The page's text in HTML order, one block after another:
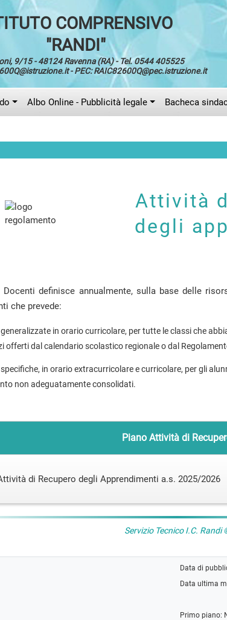
COMPRENSIVO
"RANDI"
9/15 - 48124 Ravenna (RA) - Tel. 0544 405525
- PEC: RAIC82600Q@pec.istruzione.it
Albo Online - Pubblicità legale Bacheca
Attività
degli
Docenti definisce annualmente, sulla base delle
che prevede:
in orario curricolare, per tutte le classi che
offerti dal calendario scolastico regionale o dal
in orario extracurricolare e curricolare, per gli
non adeguatamente consolidati.
Piano Attività di
di Recupero degli Apprendimenti a.s. 2025/2026
Servizio Tecnico I.C. Randi
Data di
Data ultima
Primo piano: